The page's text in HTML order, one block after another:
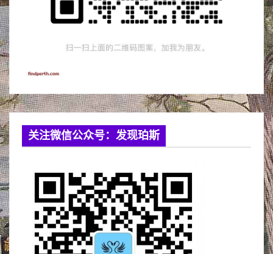
关注微信公众号：发现珀斯